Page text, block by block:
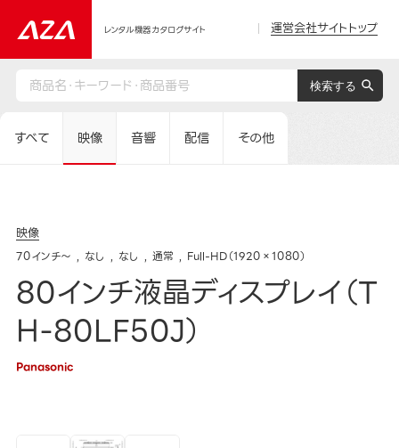
レンタル機器カタログサイト 運営会社サイトトップ
すべて 映像 音響 配信 その他
映像
70インチ～ なし なし 通常 Full-HD（1920×1080）
80インチ液晶ディスプレイ（T
H-80LF50J）
Panasonic